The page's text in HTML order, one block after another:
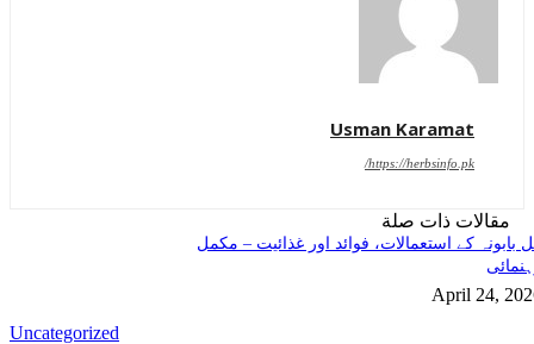
Usman Karamat
https://herbsinfo.pk/
مقالات ذات صلة
Uncategorized
بابونہ کے استعمالات، فوائد اور غذائیت – مکمل
April 24,